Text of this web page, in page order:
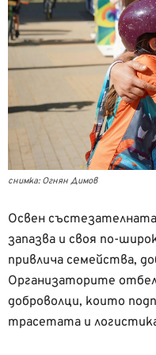
снимка: Огнян Димов
Освен състезателната
запазва и своя по-
привлича семейства,
Организаторите
доброволци, които
трасетата и